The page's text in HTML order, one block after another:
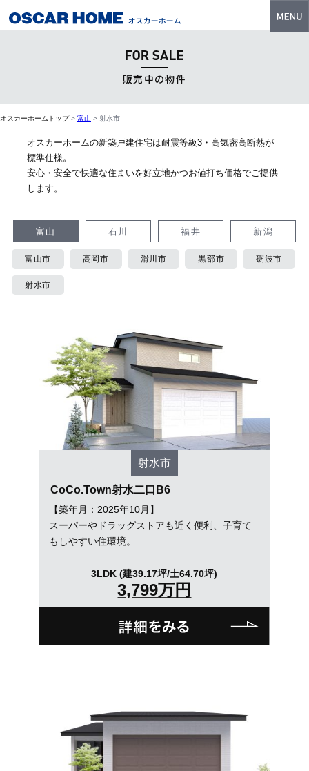
特長
販売中の物件
スマートセレクト
販売中の物件
オスカーホームトップ> 富山 > 射水市
オスカーホームの新築戸建住宅は耐震等級3・高気密高断熱が
標準仕様。
安心・安全で快適な住まいを好立地かつお値打ち価格でご提供
します。
富山 石川 福井 新潟
富山市 高岡市 滑川市 黒部市 砺波市
射水市
射水市
CoCo.Town射水二口B6
【築年月：2025年10月】
スーパーやドラッグストアも近く便利、子育て
もしやすい住環境。
3LDK (建39.17坪/土64.70坪)
3,799万円